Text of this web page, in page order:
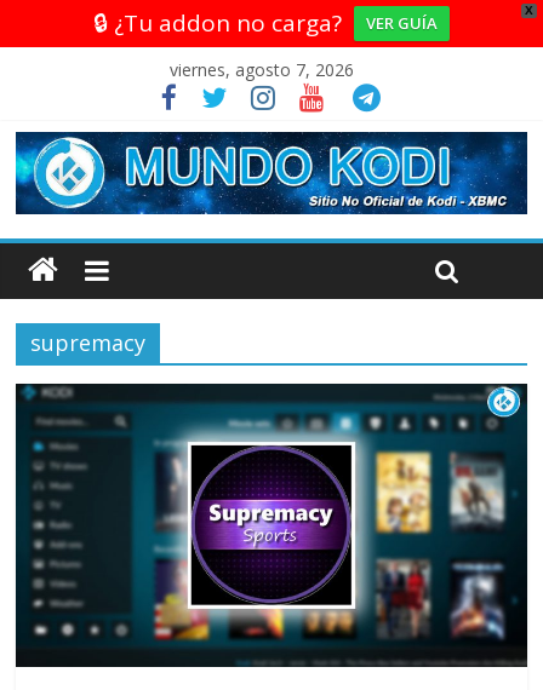
X
🔒 ¿Tu addon no carga? VER GUÍA
viernes, agosto 7, 2026
supremacy